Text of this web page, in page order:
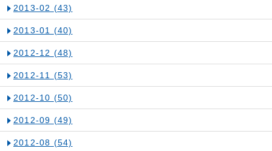
2013-02 (43)
2013-01 (40)
2012-12 (48)
2012-11 (53)
2012-10 (50)
2012-09 (49)
2012-08 (54)